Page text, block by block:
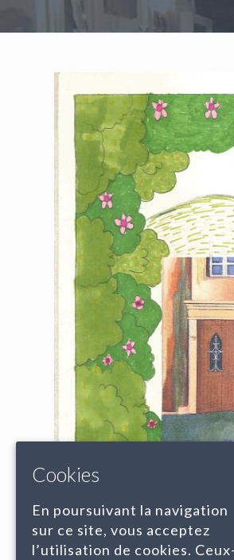
Cookies
En poursuivant la navigation
sur ce site, vous acceptez
l’utilisation de cookies. Ceux-